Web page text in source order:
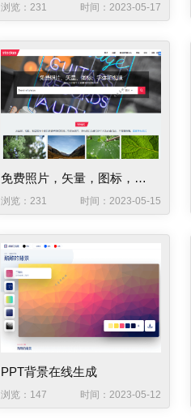
浏览：231 时间：2023-05-17
免费照片，矢量，图标，字体和视频
浏览：231 时间：2023-05-15
PPT背景在线生成
浏览：147 时间：2023-05-12